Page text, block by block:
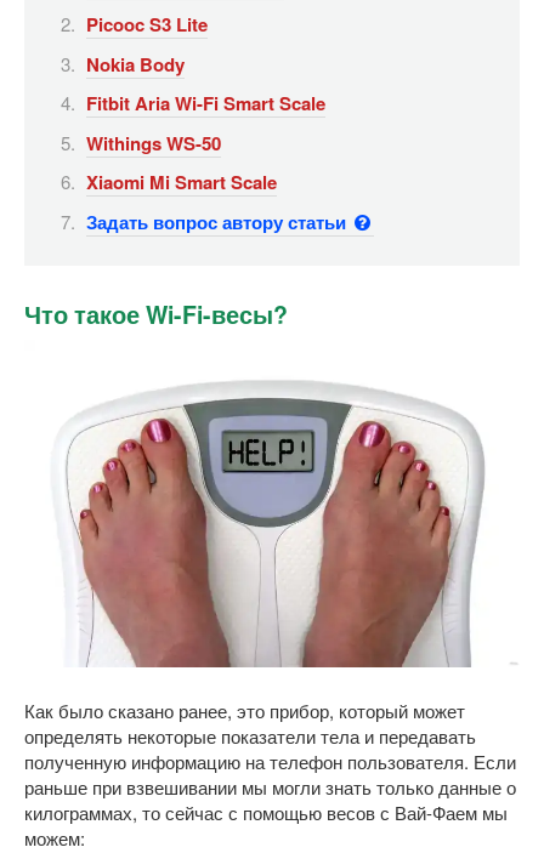
Picooc S3 Lite
Nokia Body
Fitbit Aria Wi-Fi Smart Scale
Withings WS-50
Xiaomi Mi Smart Scale
Задать вопрос автору статьи
Что такое Wi-Fi-весы?
Как было сказано ранее, это прибор, который может
определять некоторые показатели тела и передавать
полученную информацию на телефон пользователя. Если
раньше при взвешивании мы могли знать только данные о
килограммах, то сейчас с помощью весов с Вай-Фаем мы
можем: